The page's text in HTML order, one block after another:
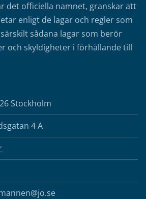
det officiella namnet, granskar att
enligt de lagar och regler som
sådana lagar som berör
och skyldigheter i förhållande till
Stockholm
4 A